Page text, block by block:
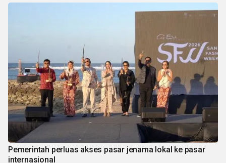
Pemerintah perluas akses pasar jenama lokal ke pasar
internasional